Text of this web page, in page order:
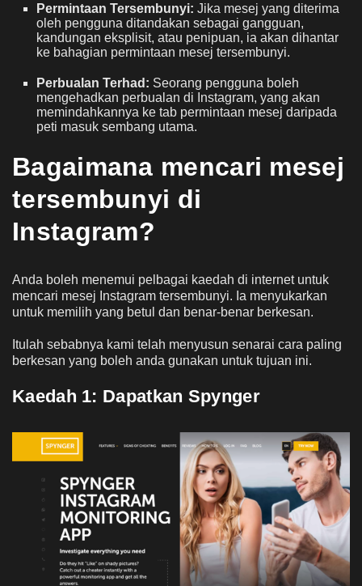
Permintaan Tersembunyi: Jika mesej yang diterima
oleh pengguna ditandakan sebagai gangguan,
kandungan eksplisit, atau penipuan, ia akan dihantar
ke bahagian permintaan mesej tersembunyi.
Perbualan Terhad: Seorang pengguna boleh
mengehadkan perbualan di Instagram, yang akan
memindahkannya ke tab permintaan mesej daripada
peti masuk sembang utama.
Bagaimana mencari mesej
tersembunyi di
Instagram?
Anda boleh menemui pelbagai kaedah di internet untuk
mencari mesej Instagram tersembunyi. Ia menyukarkan
untuk memilih yang betul dan benar-benar berkesan.
Itulah sebabnya kami telah menyusun senarai cara paling
berkesan yang boleh anda gunakan untuk tujuan ini.
Kaedah 1: Dapatkan Spynger